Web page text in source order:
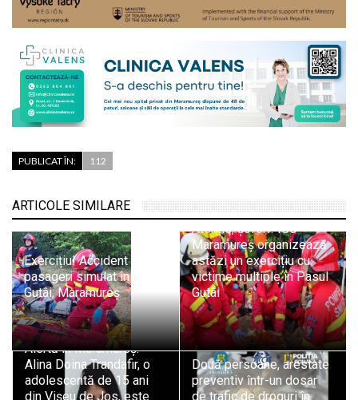
PUBLICAT ÎN: 112
ARTICOLE SIMILARE
Exercițiu! Accident cu 11
pasageri simulat în Pasul
Gutâi, Maramureș
Atenție, șoferi! ISU
Maramureș organizează
astăzi un exercițiu cu
victime multiple în Pasul
Gutâi
Alertă în Maramureș:
Alina Doina Trandafir, o
adolescentă de 15 ani
din Vișeu de Jos, este
Două persoane, arestate
preventiv într-un dosar
de trafic de droguri în